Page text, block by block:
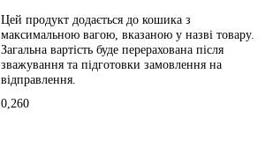
Цей продукт додається до кошика з
максимальною вагою, вказаною у назві товару.
Загальна вартість буде перерахована після
зважування та підготовки замовлення на
відправлення.
0,260